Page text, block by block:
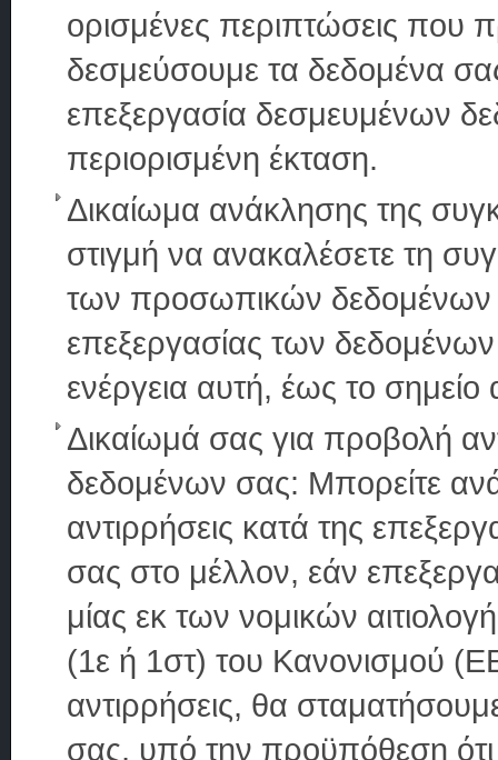
ορισμένες περιπτώσεις που
δεσμεύσουμε τα δεδομένα
επεξεργασία δεσμευμένων
περιορισμένη έκταση.
Δικαίωμα ανάκλησης της
στιγμή να ανακαλέσετε τη
των προσωπικών δεδομένων
επεξεργασίας των
ενέργεια αυτή, έως το
Δικαίωμά σας για προβολή
δεδομένων σας: Μπορείτε
αντιρρήσεις κατά της
σας στο μέλλον, εάν
μίας εκ των νομικών
(1ε ή 1στ) του Κανονισμού
αντιρρήσεις, θα
σας, υπό την προϋπόθεση ότι